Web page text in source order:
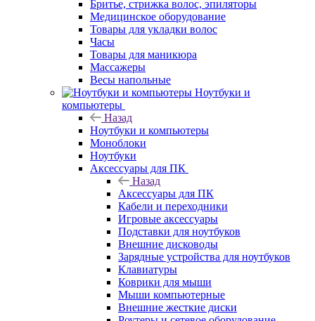
Бритье, стрижка волос, эпиляторы
Медицинское оборудование
Товары для укладки волос
Часы
Товары для маникюра
Массажеры
Весы напольные
Ноутбуки и
компьютеры
Назад
Ноутбуки и компьютеры
Моноблоки
Ноутбуки
Аксессуары для ПК
Назад
Аксессуары для ПК
Кабели и переходники
Игровые аксессуары
Подставки для ноутбуков
Внешние дисководы
Зарядные устройства для ноутбуков
Клавиатуры
Коврики для мыши
Мыши компьютерные
Внешние жесткие диски